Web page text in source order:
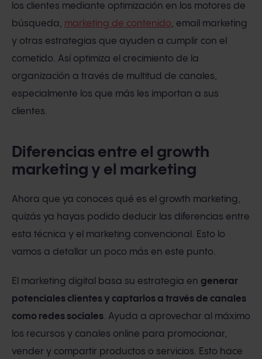
los clientes mediante optimización en los motores de
búsqueda, marketing de contenido, email marketing
y otras estrategias que ayuden a cumplir con el
cometido. Así optimiza el crecimiento de la
organización a través de multitud de canales,
especialmente los que más les importan a sus
clientes.
Diferencias entre el growth
marketing y el marketing
Ahora que ya conoces qué es el growth marketing,
quizás ya hayas podido deducir las diferencias entre
esta técnica y el marketing convencional. Esto lo
vamos a detallar un poco más en este punto.
El marketing digital basa su estrategia en generar
potenciales clientes y captarlos a través de canales
como redes sociales. Ayuda a aprovechar al máximo
los recursos y canales online para promocionar,
vender y compartir productos o servicios. Esto hace